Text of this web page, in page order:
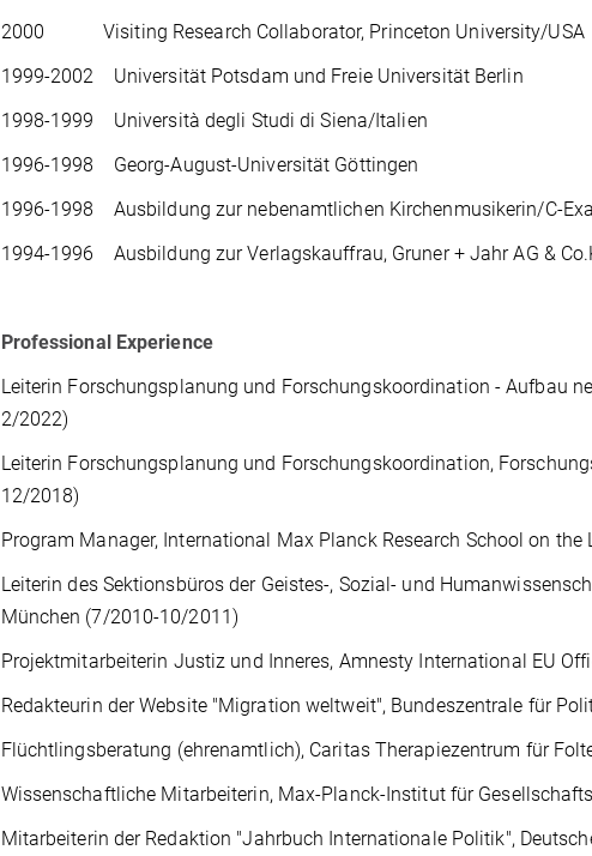
2000 Visiting Research Collaborator, Princeton University/
1999-2002 Universität Potsdam und Freie Universität Berlin
1998-1999 Università degli Studi di Siena/Italien
1996-1998 Georg-August-Universität Göttingen
1996-1998 Ausbildung zur nebenamtlichen Kirchenmusikerin/C-
1994-1996 Ausbildung zur Verlagskauffrau, Gruner + Jahr AG &
Professional Experience
Leiterin Forschungsplanung und Forschungskoordination - Aufbau
2/2022)
Leiterin Forschungsplanung und Forschungskoordination,
12/2018)
Program Manager, International Max Planck Research School on the
Leiterin des Sektionsbüros der Geistes-, Sozial- und
München (7/2010-10/2011)
Projektmitarbeiterin Justiz und Inneres, Amnesty International EU
Redakteurin der Website "Migration weltweit", Bundeszentrale für
Flüchtlingsberatung (ehrenamtlich), Caritas Therapiezentrum für
Wissenschaftliche Mitarbeiterin, Max-Planck-Institut für
Mitarbeiterin der Redaktion "Jahrbuch Internationale Politik",